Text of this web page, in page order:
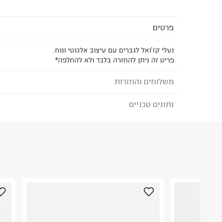
פרטים
נעלי קז'ואל לגברים עם עיצוב אלגנטי ונוח.
פריט זה ניתן להחזרה בלבד ולא להחלפה*
משלוחים והחזרות
לבחירת בשיטת המשלוח המתאימה לכם,
לפני החזרת החבילה, חשוב להדביק את מדבקת
נתונים טכניים